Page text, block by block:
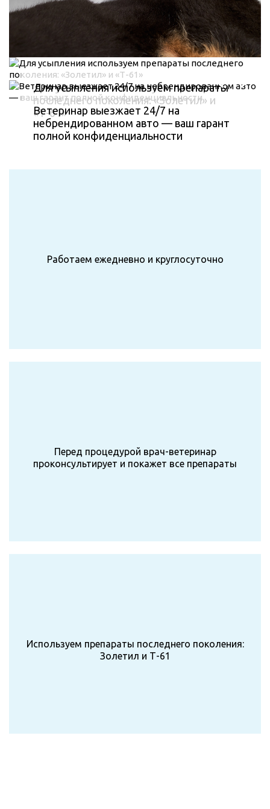
Для усыпления используем препараты
последнего поколения: «Золетил» и
«Т-61»
Ветеринар выезжает 24/7 на
небрендированном авто — ваш гарант
полной конфиденциальности
Работаем ежедневно и круглосуточно
Перед процедурой врач-ветеринар
проконсультирует и покажет все препараты
Используем препараты последнего поколения:
Золетил и Т-61